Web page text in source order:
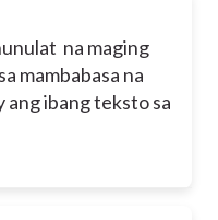
na maging
mambabasa na
ang ibang teksto sa